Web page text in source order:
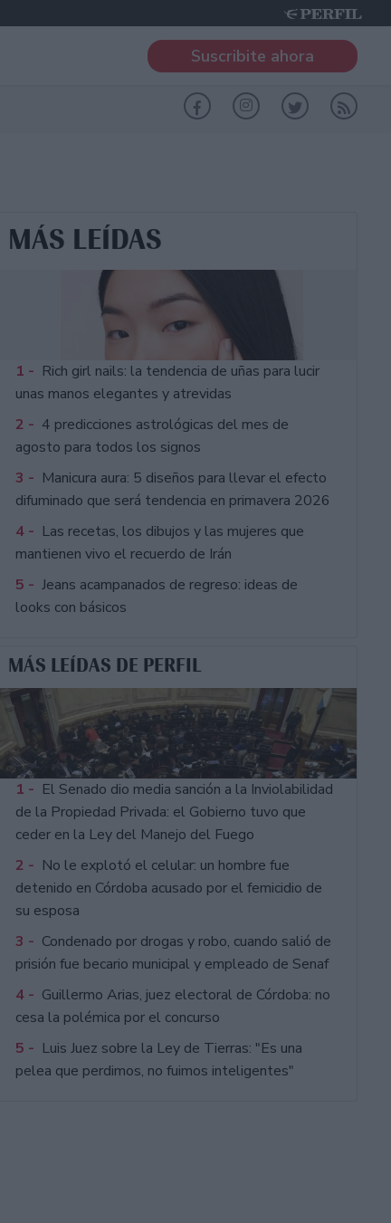
Suscribite ahora
MÁS LEÍDAS
1 - Rich girl nails: la tendencia de uñas para lucir
unas manos elegantes y atrevidas
2 - 4 predicciones astrológicas del mes de
agosto para todos los signos
3 - Manicura aura: 5 diseños para llevar el efecto
difuminado que será tendencia en primavera 2026
4 - Las recetas, los dibujos y las mujeres que
mantienen vivo el recuerdo de Irán
5 - Jeans acampanados de regreso: ideas de
looks con básicos
MÁS LEÍDAS DE PERFIL
1 - El Senado dio media sanción a la Inviolabilidad
de la Propiedad Privada: el Gobierno tuvo que
ceder en la Ley del Manejo del Fuego
2 - No le explotó el celular: un hombre fue
detenido en Córdoba acusado por el femicidio de
su esposa
3 - Condenado por drogas y robo, cuando salió de
prisión fue becario municipal y empleado de Senaf
4 - Guillermo Arias, juez electoral de Córdoba: no
cesa la polémica por el concurso
5 - Luis Juez sobre la Ley de Tierras: "Es una
pelea que perdimos, no fuimos inteligentes"